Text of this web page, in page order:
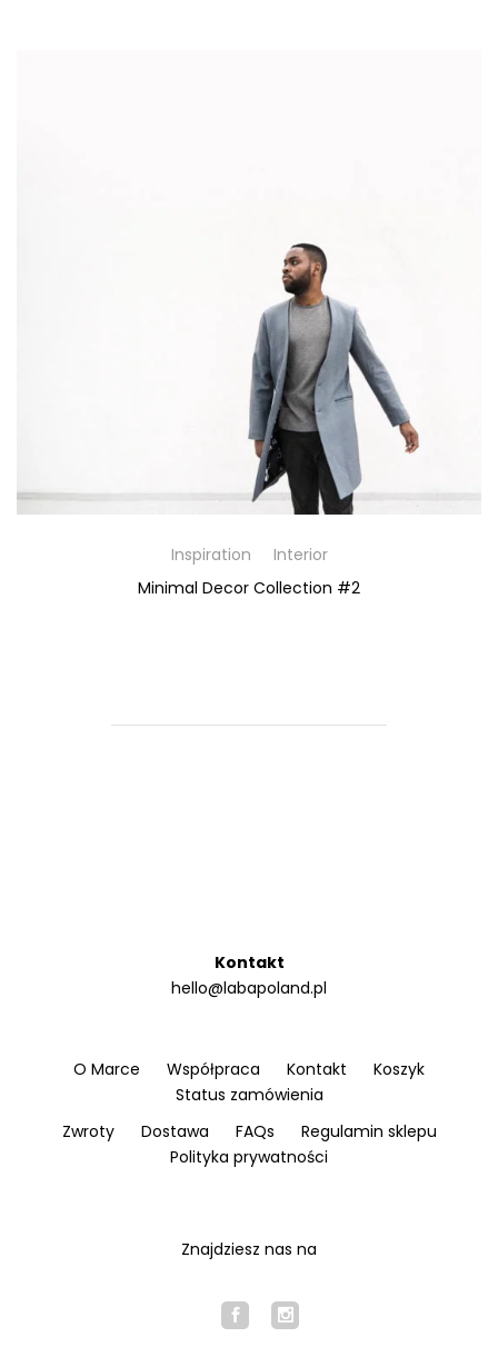
Inspiration
Interior
Minimal Decor Collection #2
Kontakt
hello@labapoland.pl
O Marce Współpraca Kontakt
Koszyk
Status zamówienia
Zwroty
Dostawa FAQs
Regulamin sklepu
Polityka prywatności
Znajdziesz nas na